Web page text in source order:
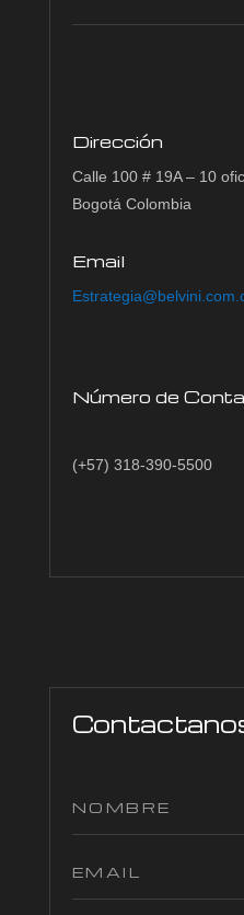
Dirección
Calle 100 # 19A – 10
Bogotá Colombia
Email
Número de
(+57) 318-390-5500